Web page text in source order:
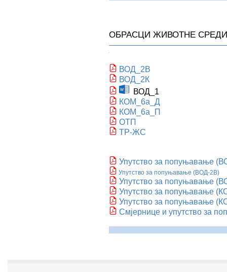
ОБРАСЦИ ЖИВОТНЕ
ВОД_2В
ВОД_2К
ВОД_1
КОМ_6а_Д
КОМ_6а_П
ОТП
ТР-ЖС
Упутство за попуњавање
Упутство за попуњавање (ВОД-2В)
Упутство за попуњавање
Упутство за попуњавање
Упутство за попуњавање
Смјернице и упутствo за